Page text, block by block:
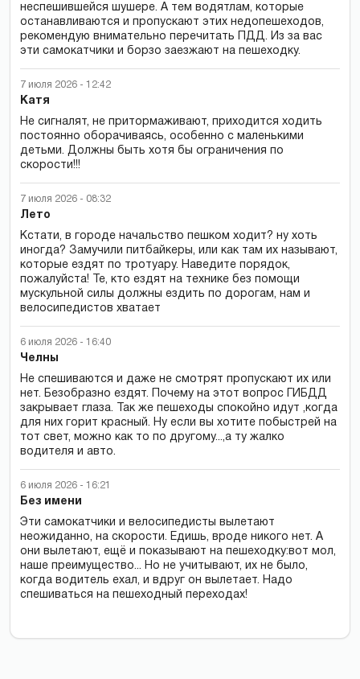
неспешившейся шушере. А тем водятлам, которые
останавливаются и пропускают этих недопешеходов,
рекомендую внимательно перечитать ПДД. Из за вас
эти самокатчики и борзо заезжают на пешеходку.
7 июля 2026 - 12:42
Катя
Не сигналят, не притормаживают, приходится ходить
постоянно оборачиваясь, особенно с маленькими
детьми. Должны быть хотя бы ограничения по
скорости!!!
7 июля 2026 - 08:32
Лето
Кстати, в городе начальство пешком ходит? ну хоть
иногда? Замучили питбайкеры, или как там их называют,
которые ездят по тротуару. Наведите порядок,
пожалуйста! Те, кто ездят на технике без помощи
мускульной силы должны ездить по дорогам, нам и
велосипедистов хватает
6 июля 2026 - 16:40
Челны
Не спешиваются и даже не смотрят пропускают их или
нет. Безобразно ездят. Почему на этот вопрос ГИБДД
закрывает глаза. Так же пешеходы спокойно идут ,когда
для них горит красный. Ну если вы хотите побыстрей на
тот свет, можно как то по другому...,а ту жалко
водителя и авто.
6 июля 2026 - 16:21
Без имени
Эти самокатчики и велосипедисты вылетают
неожиданно, на скорости. Едишь, вроде никого нет. А
они вылетают, ещё и показывают на пешеходку:вот мол,
наше преимущество... Но не учитывают, их не было,
когда водитель ехал, и вдруг он вылетает. Надо
спешиваться на пешеходный переходах!